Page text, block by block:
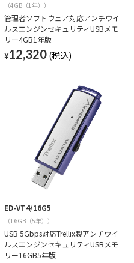
（4GB（1年））
管理者ソフトウェア対応アンチウイ
ルスエンジンセキュリティUSBメモ
リー4GB1年版
¥12,320
ED-VT4/16G5
（16GB（5年））
USB 5Gbps対応Trellix製アンチウイ
ルスエンジンセキュリティUSBメモ
リー16GB5年版